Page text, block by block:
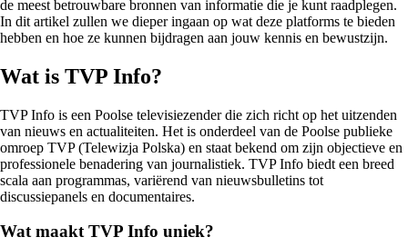
de meest betrouwbare bronnen van informatie die je kunt raadplegen.
In dit artikel zullen we dieper ingaan op wat deze platforms te bieden
hebben en hoe ze kunnen bijdragen aan jouw kennis en bewustzijn.
Wat is TVP Info?
TVP Info is een Poolse televisiezender die zich richt op het uitzenden
van nieuws en actualiteiten. Het is onderdeel van de Poolse publieke
omroep TVP (Telewizja Polska) en staat bekend om zijn objectieve en
professionele benadering van journalistiek. TVP Info biedt een breed
scala aan programmas, variërend van nieuwsbulletins tot
discussiepanels en documentaires.
Wat maakt TVP Info uniek?